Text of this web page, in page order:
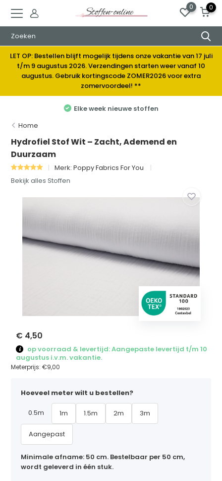
0 0
LET OP: Bestellen blijft mogelijk tijdens onze vakantie van 17 juli
t/m 9 augustus 2026. Verzendingen starten weer vanaf 10
augustus. Gebruik kortingscode ZOMER2026 voor extra
zomervoordeel! **
Elke week nieuwe stoffen
Home
Hydrofiel Stof Wit – Zacht, Ademend en
Duurzaam
Merk:Poppy Fabrics For You
Bekijk alles Stoffen
€ 4,50
op voorraad & levertijd: Aangepaste levertijd t/m 10
augustus i.v.m. vakantie.
Meterprijs:€9,00
Hoeveel meter wilt u bestellen?
0.5m 1m 1.5m 2m 3m
Aangepast
Minimale afname: 50 cm. Bestelbaar per 50 cm,
wordt geleverd in één stuk.